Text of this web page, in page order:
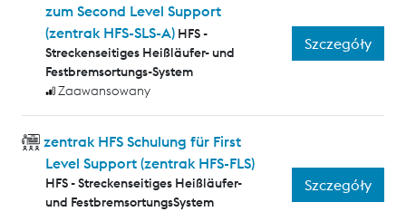
zum Second Level Support
(zentrak HFS-SLS-A) HFS -
Streckenseitiges Heißläufer- und
Festbremsortungs-System
Zaawansowany
Szczegóły
zentrak HFS Schulung für First
Level Support (zentrak HFS-FLS)
HFS - Streckenseitiges Heißläufer-
und FestbremsortungsSystem
Szczegóły